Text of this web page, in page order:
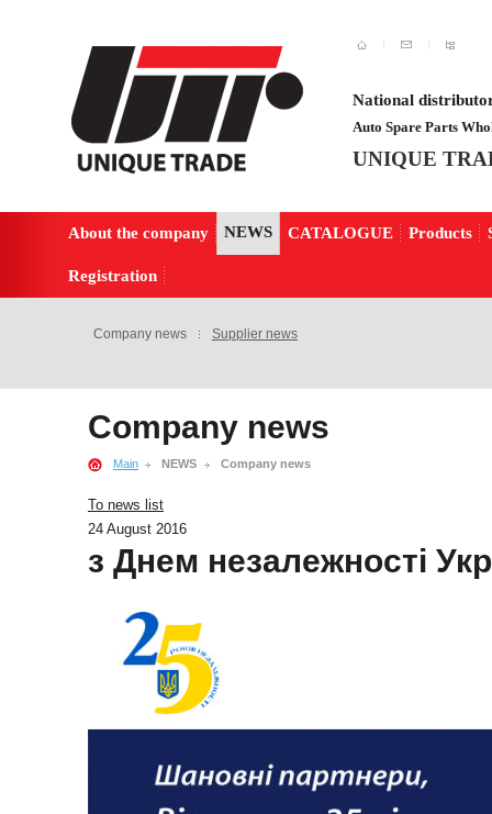
National
Auto Spare Parts
UNIQUE
About the company NEWS CATALOGUE Products
Registration
Company news Supplier news
Company news
Main NEWS Company news
To news list
24 August 2016
з Днем незалежності